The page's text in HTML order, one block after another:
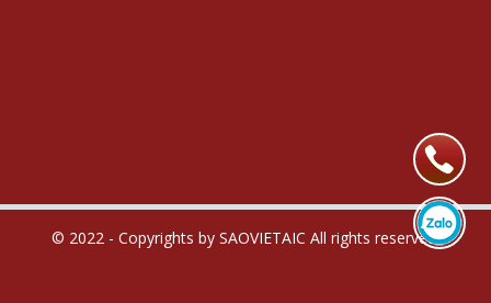
© 2022 - Copyrights by SAOVIETAIC All rights reserved.